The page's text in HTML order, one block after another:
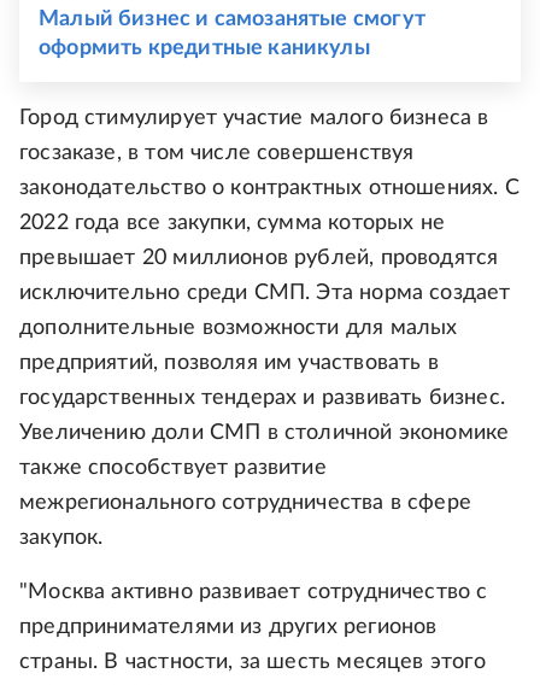
Малый бизнес и самозанятые смогут
оформить кредитные каникулы
Город стимулирует участие малого бизнеса в
госзаказе, в том числе совершенствуя
законодательство о контрактных отношениях. С
2022 года все закупки, сумма которых не
превышает 20 миллионов рублей, проводятся
исключительно среди СМП. Эта норма создает
дополнительные возможности для малых
предприятий, позволяя им участвовать в
государственных тендерах и развивать бизнес.
Увеличению доли СМП в столичной экономике
также способствует развитие
межрегионального сотрудничества в сфере
закупок.
"Москва активно развивает сотрудничество с
предпринимателями из других регионов
страны. В частности, за шесть месяцев этого